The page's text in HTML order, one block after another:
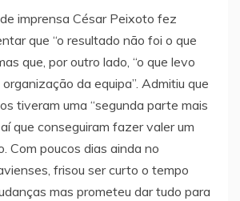
imprensa César Peixoto fez
que “o resultado não foi o que
que, por outro lado, “o que levo
da equipa”. Admitiu que
tiveram uma “segunda parte mais
que conseguiram fazer valer um
Com poucos dias ainda no
frisou ser curto o tempo
mas prometeu dar tudo para